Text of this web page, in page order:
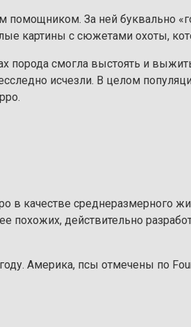
За ней буквально
картины с сюжетами охоты,
порода смогла выстоять и
исчезли. В целом
в качестве среднеразмерного
похожих, действительно
Америка, псы отмечены по